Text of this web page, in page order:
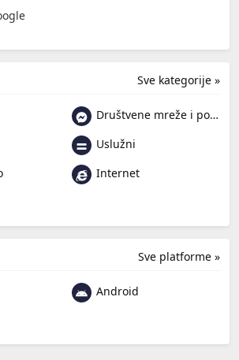
Sve kategorije »
Društvene mreže i poruke
Uslužni
Internet
Sve platforme »
Android